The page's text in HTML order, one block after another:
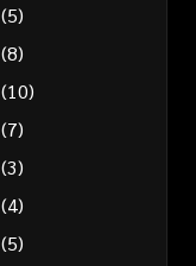
(5)
(8)
(10)
(7)
(3)
(4)
(5)